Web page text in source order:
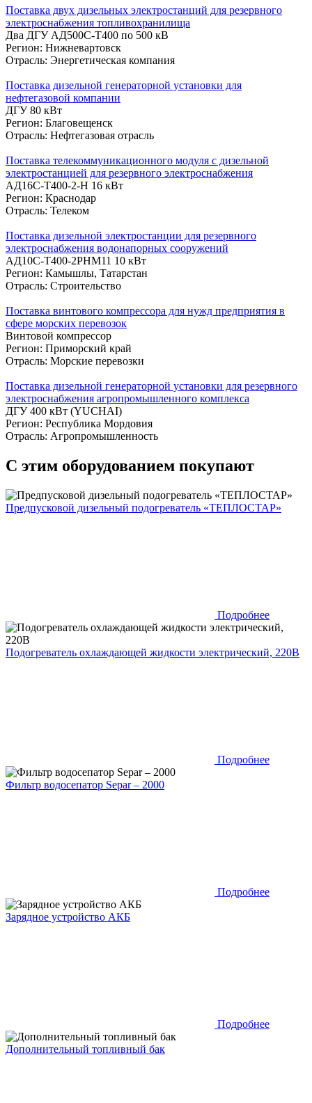
Поставка двух дизельных электростанций для резервного
электроснабжения топливохранилища
Два ДГУ АД500С-Т400 по 500 кВ
Регион: Нижневартовск
Отрасль: Энергетическая компания
Поставка дизельной генераторной установки для
нефтегазовой компании
ДГУ 80 кВт
Регион: Благовещенск
Отрасль: Нефтегазовая отрасль
Поставка телекоммуникационного модуля с дизельной
электростанцией для резервного электроснабжения
АД16С-Т400-2-Н 16 кВт
Регион: Краснодар
Отрасль: Телеком
Поставка дизельной электростанции для резервного
электроснабжения водонапорных сооружений
АД10С-Т400-2РНМ11 10 кВт
Регион: Камышлы, Татарстан
Отрасль: Строительство
Поставка винтового компрессора для нужд предприятия в
сфере морских перевозок
Винтовой компрессор
Регион: Приморский край
Отрасль: Морские перевозки
Поставка дизельной генераторной установки для резервного
электроснабжения агропромышленного комплекса
ДГУ 400 кВт (YUCHAI)
Регион: Республика Мордовия
Отрасль: Агропромышленность
С этим оборудованием покупают
Предпусковой дизельный подогреватель «ТЕПЛОСТАР»
Подробнее
Подогреватель охлаждающей жидкости электрический, 220В
Подробнее
Фильтр водосепатор Separ – 2000
Подробнее
Зарядное устройство АКБ
Подробнее
Дополнительный топливный бак